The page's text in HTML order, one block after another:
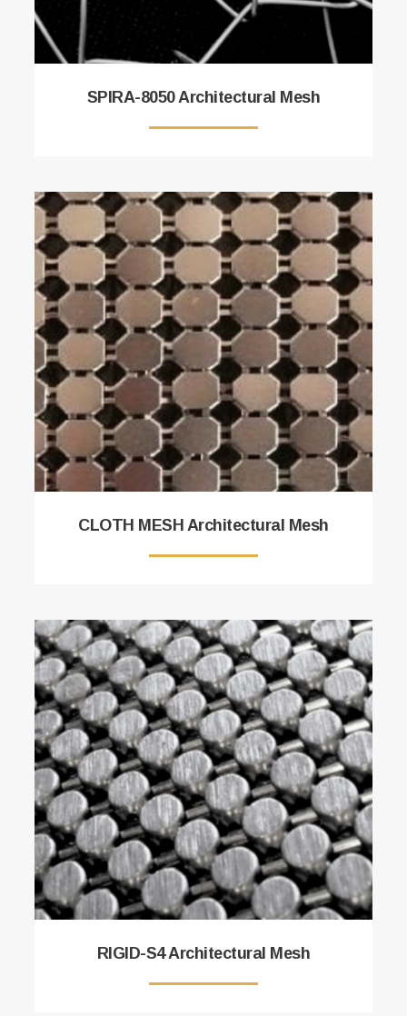
SPIRA-8050 Architectural Mesh
CLOTH MESH Architectural Mesh
RIGID-S4 Architectural Mesh